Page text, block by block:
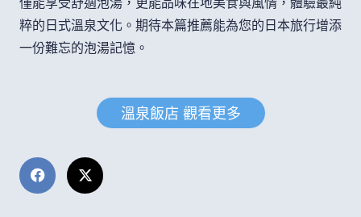
粹的日式溫泉文化。期待本篇推薦能為您的日本旅行增添
一份難忘的泡湯記憶。
溫泉飯店 觀看更多